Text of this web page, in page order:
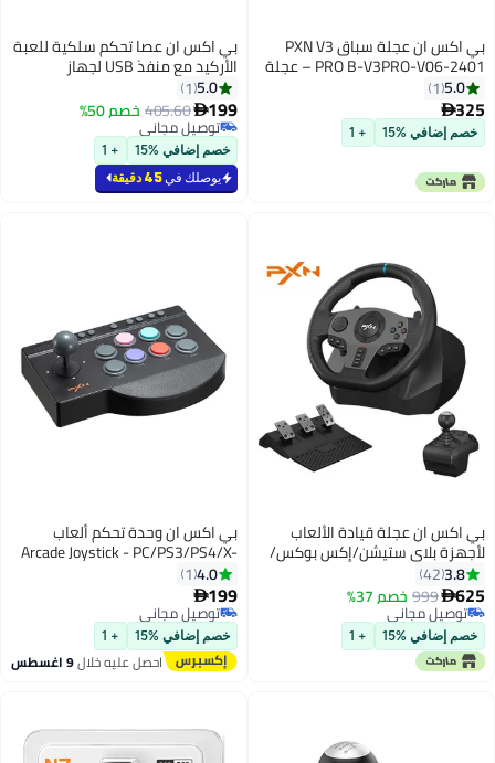
بي اكس ان عجلة سباق PXN V3
PRO B-V3PRO-V06-2401 – عجلة
قيادة للألعاب مع دواسات، دوران
180°، اهتزاز مزدوج وتصميم مريح
(أسود)
5.0
1
325
خصم إضافي %15 + 1
بي اكس ان عصا تحكم سلكية للعبة
الأركيد مع منفذ USB لجهاز
PS3/PS4/Xbox One/Nintendo
Switch/PC
5.0
1
199
405.60خصم 50%
توصيل مجاني
توصيل مجاني
خصم إضافي %15 + 1
يوصلك في45 دقيقة
بي اكس ان عجلة قيادة الألعاب
لأجهزة بلاي ستيشن/إكس بوكس/
سويتش/الكمبيوتر الشخصي مع
دواسات سلكية
3.8
42
625
999 خصم 37%
توصيل مجاني
توصيل مجاني
خصم إضافي %15 + 1
بي اكس ان وحدة تحكم ألعاب
Arcade Joystick - PC/PS3/PS4/X-
ONE - لاسلكية4.0
1
199
توصيل مجاني
توصيل مجاني
خصم إضافي %15 + 1
احصل عليه خلال9 اغسطس